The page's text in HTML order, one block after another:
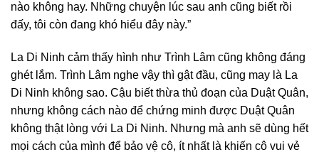
nào không hay. Những chuyện lúc sau anh cũng biết rồi
đấy, tôi còn đang khó hiểu đây này.”
La Di Ninh cảm thấy hình như Trình Lâm cũng không đáng
ghét lắm. Trình Lâm nghe vậy thì gật đầu, cũng may là La
Di Ninh không sao. Cậu biết thừa thủ đoạn của Duật Quân,
nhưng không cách nào để chứng minh được Duật Quân
không thật lòng với La Di Ninh. Nhưng mà anh sẽ dùng hết
mọi cách của mình để bảo vệ cô, ít nhất là khiến cô vui vẻ